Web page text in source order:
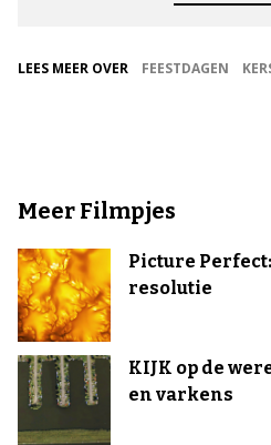
LEES MEER OVER FEESTDAGEN
Meer Filmpjes
Picture
resolutie
KIJK op de
en varkens